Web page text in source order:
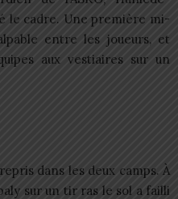
le cadre. Une première mi-
entre les joueurs, et
aux vestiaires sur un
dans les deux camps. À
sur un tir ras le sol a failli